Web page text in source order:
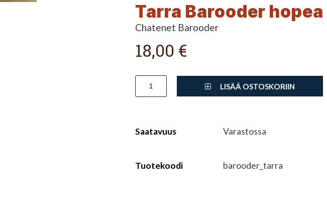
Tarra Barooder hopea
Chatenet Barooder
18,00 €
LISÄÄ OSTOSKORIIN
Saatavuus Varastossa
Tuotekoodi barooder_tarra